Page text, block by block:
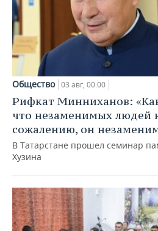
Общество 03 авг, 00:00
Рифкат Минниханов:
что незаменимых людей
сожалению, он
В Татарстане прошел семинар
Хузина